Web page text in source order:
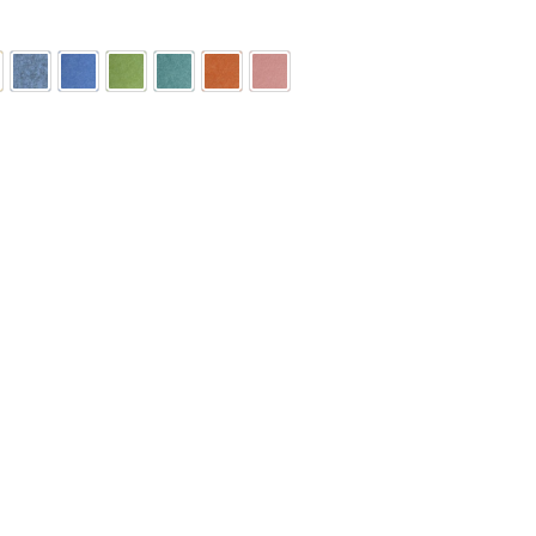
檬黃
6.霧霾藍7.天藍8.果綠9.孔雀綠A.蜜桔B.粉色